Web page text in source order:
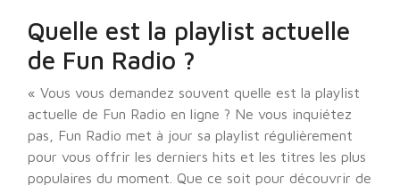
Quelle est la playlist actuelle
de Fun Radio ?
« Vous vous demandez souvent quelle est la playlist
actuelle de Fun Radio en ligne ? Ne vous inquiétez
pas, Fun Radio met à jour sa playlist régulièrement
pour vous offrir les derniers hits et les titres les plus
populaires du moment. Que ce soit pour découvrir de